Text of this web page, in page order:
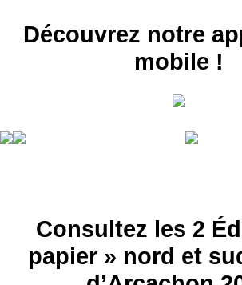
Découvrez notre
mobile !
Consultez les 2
papier » nord et